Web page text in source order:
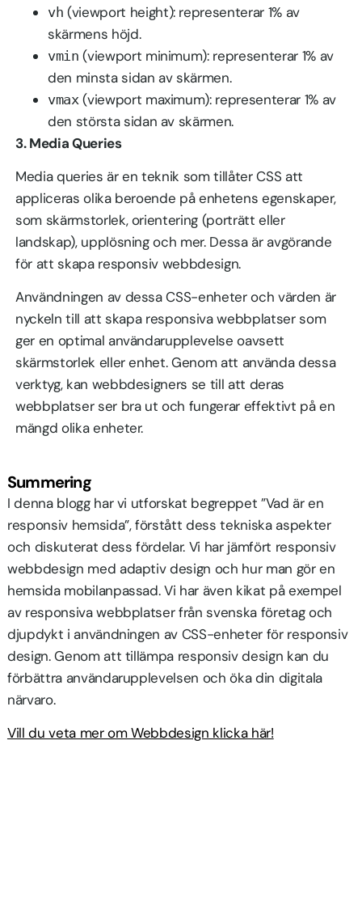
vh (viewport height): representerar 1% av
skärmens höjd.
vmin (viewport minimum): representerar 1% av
den minsta sidan av skärmen.
vmax(viewport maximum): representerar 1% av
den största sidan av skärmen.
3. Media Queries
Media queries är en teknik som tillåter CSS att
appliceras olika beroende på enhetens egenskaper,
som skärmstorlek, orientering (porträtt eller
landskap), upplösning och mer. Dessa är avgörande
för att skapa responsiv webbdesign.
Användningen av dessa CSS-enheter och värden är
nyckeln till att skapa responsiva webbplatser som
ger en optimal användarupplevelse oavsett
skärmstorlek eller enhet. Genom att använda dessa
verktyg, kan webbdesigners se till att deras
webbplatser ser bra ut och fungerar effektivt på en
mängd olika enheter.
Summering
I denna blogg har vi utforskat begreppet ”Vad är en
responsiv hemsida”, förstått dess tekniska aspekter
och diskuterat dess fördelar. Vi har jämfört responsiv
webbdesign med adaptiv design och hur man gör en
hemsida mobilanpassad. Vi har även kikat på exempel
av responsiva webbplatser från svenska företag och
djupdykt i användningen av CSS-enheter för responsiv
design. Genom att tillämpa responsiv design kan du
förbättra användarupplevelsen och öka din digitala
närvaro.
Vill du veta mer om Webbdesign klicka här!